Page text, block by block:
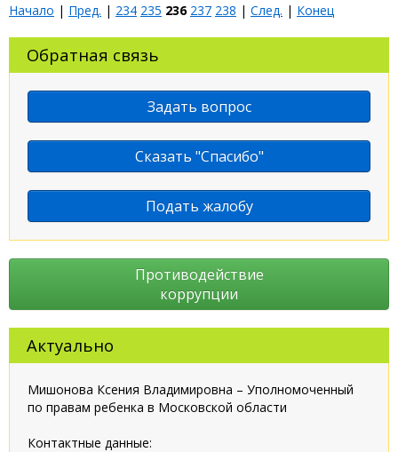
Начало | Пред. | 234 235 236 237 238 | След. | Конец
Обратная связь
Задать вопрос
Сказать "Спасибо"
Подать жалобу
Противодействие
коррупции
Актуально
Мишонова Ксения Владимировна – Уполномоченный
по правам ребенка в Московской области
Контактные данные: